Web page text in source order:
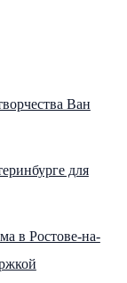
Ван
для
в Ростове-на-